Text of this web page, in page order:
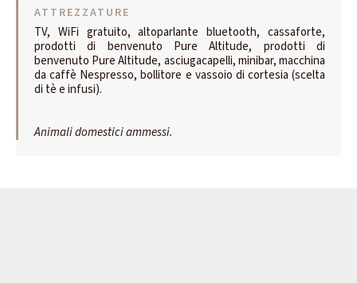
ATTREZZATURE
TV, WiFi gratuito, altoparlante bluetooth, cassaforte,
prodotti di benvenuto Pure Altitude, prodotti di
benvenuto Pure Altitude, asciugacapelli, minibar, macchina
da caffè Nespresso, bollitore e vassoio di cortesia (scelta
di tè e infusi).
Animali domestici ammessi.